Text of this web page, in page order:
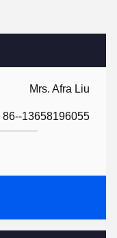
Mrs. Afra Liu
86--13658196055